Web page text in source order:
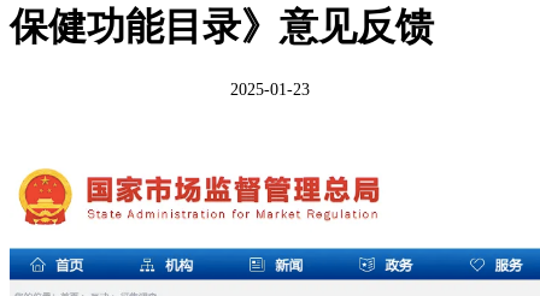
保健功能目录》意见反馈
2025-01-23